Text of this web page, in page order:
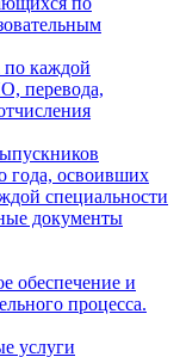
по каждой
перевода,
года, освоивших
специальности
документы
обеспечение и
процесса.
услуги